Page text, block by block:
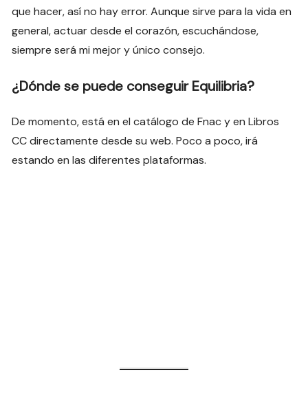
que hacer, así no hay error. Aunque sirve para la vida en
general, actuar desde el corazón, escuchándose,
siempre será mi mejor y único consejo.
¿Dónde se puede conseguir Equilibria?
De momento, está en el catálogo de Fnac y en Libros
CC directamente desde su web. Poco a poco, irá
estando en las diferentes plataformas.